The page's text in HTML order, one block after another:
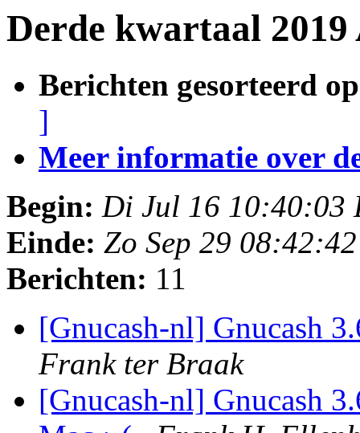
Derde kwartaal
Berichten gesorteerd
]
Meer informatie over
Begin: Di Jul 16 10:40:03
Einde: Zo Sep 29
Berichten: 11
[Gnucash-nl] Gnucash
Frank ter Braak
[Gnucash-nl] Gnucash